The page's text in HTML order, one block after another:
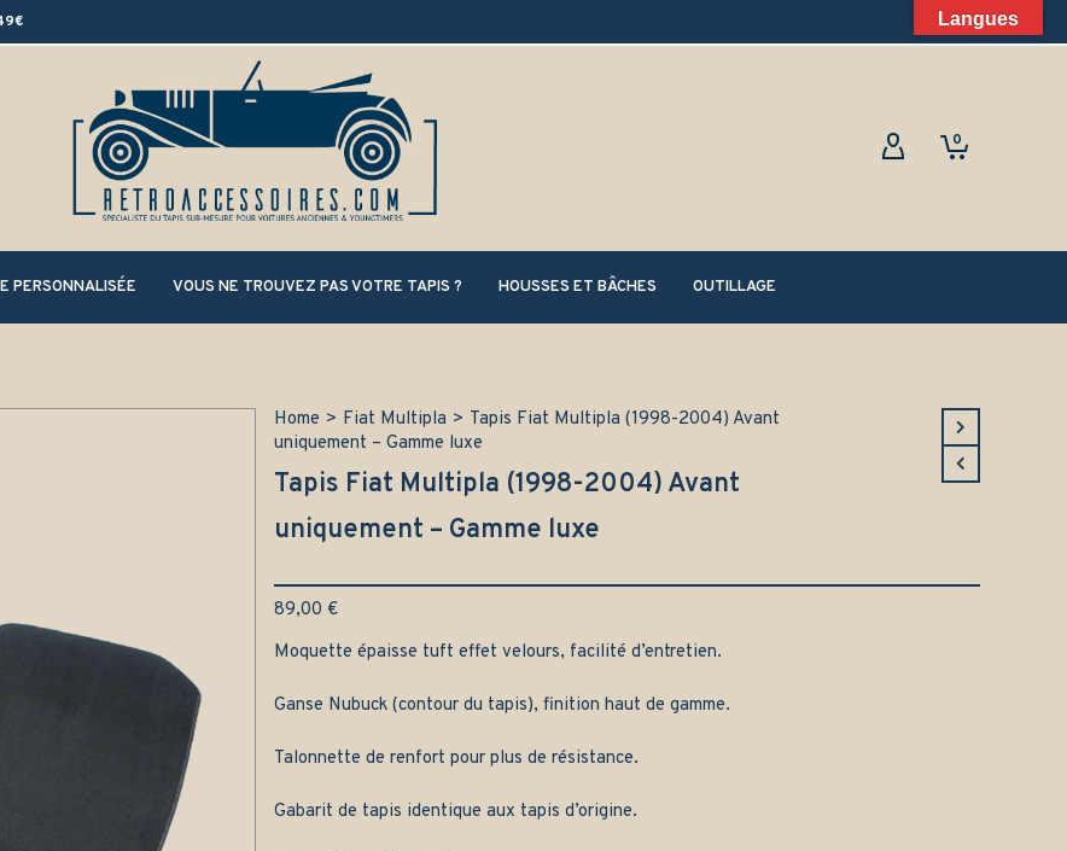
0
PERSONNALISÉE VOUS NE TROUVEZ PAS VOTRE TAPIS ? HOUSSES ET BÂCHES OUTILLAGE
Home > Fiat Multipla > Tapis Fiat Multipla (1998-2004) Avant
uniquement – Gamme luxe
Tapis Fiat Multipla (1998-2004) Avant
uniquement – Gamme luxe
89,00 €
Moquette épaisse tuft effet velours, facilité d’entretien.
Ganse Nubuck (contour du tapis), finition haut de gamme.
Talonnette de renfort pour plus de résistance.
Gabarit de tapis identique aux tapis d’origine.
Langues